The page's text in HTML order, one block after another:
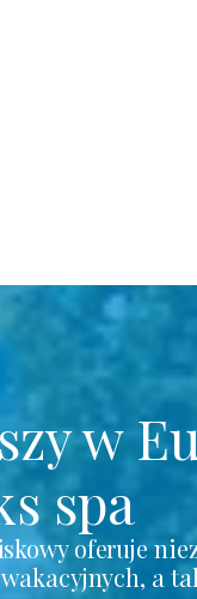
w
spa
oferuje
a